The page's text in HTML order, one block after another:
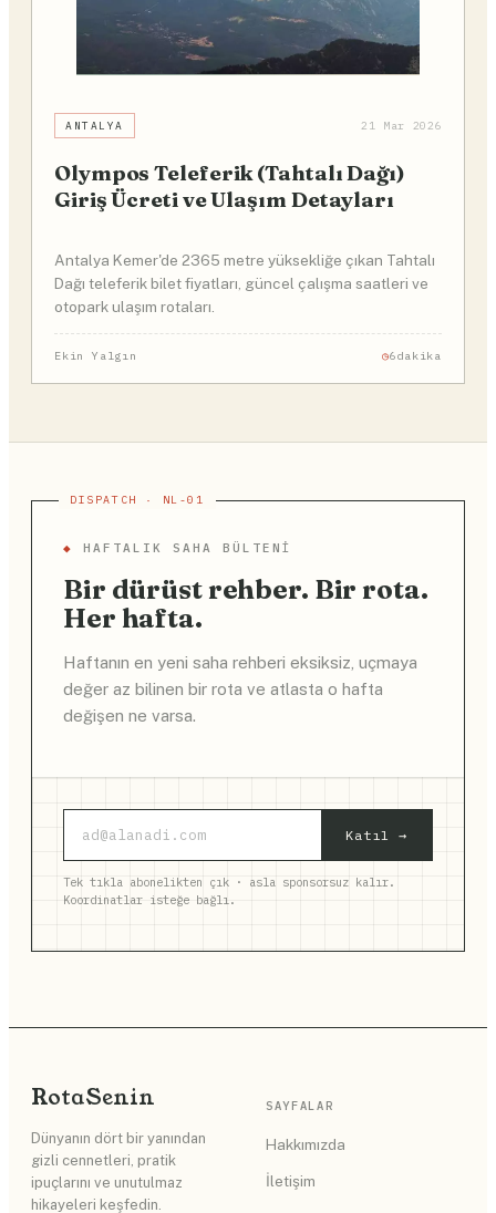
ANTALYA 21 Mar 2026
Olympos Teleferik (Tahtalı Dağı)
Giriş Ücreti ve Ulaşım Detayları
Antalya Kemer'de 2365 metre yüksekliğe çıkan Tahtalı
Dağı teleferik bilet fiyatları, güncel çalışma saatleri ve
otopark ulaşım rotaları.
Ekin Yalgın 6dakika
◆ HAFTALIK SAHA BÜLTENI
Bir dürüst rehber. Bir rota.
Her hafta.
Haftanın en yeni saha rehberi eksiksiz, uçmaya
değer az bilinen bir rota ve atlasta o hafta
değişen ne varsa.
Katıl →
Tek tıkla abonelikten çık · asla sponsorsuz kalır.
Koordinatlar isteğe bağlı.
RotaSenin
Dünyanın dört bir yanından
gizli cennetleri, pratik
ipuçlarını ve unutulmaz
hikayeleri keşfedin.
SAYFALAR
Hakkımızda
İletişim